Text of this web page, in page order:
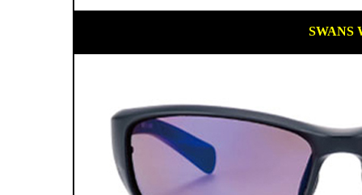
SWANS